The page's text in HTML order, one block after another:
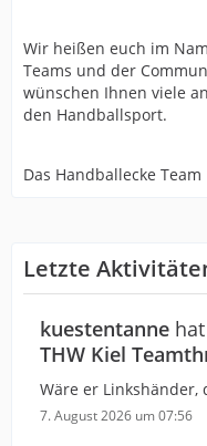
Wir heißen euch im
Teams und der
wünschen Ihnen viele
den Handballsport.
Das Handballecke Team
Letzte
kuestentanne
THW Kiel
Wäre er Linkshänder,
7. August 2026 um 07:56